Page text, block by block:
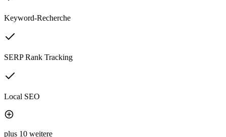
Keyword-Recherche
SERP Rank Tracking
Local SEO
plus 10 weitere